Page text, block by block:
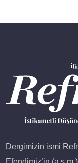
Dergimizin ismi
Efendimiz’in